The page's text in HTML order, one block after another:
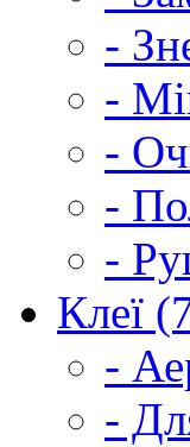
-
-
-
-
-
Клеї
-
-